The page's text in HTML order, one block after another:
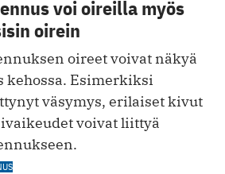
voi oireilla myös
oirein
oireet voivat näkyä
kehossa. Esimerkiksi
väsymys, erilaiset kivut
voivat liittyä